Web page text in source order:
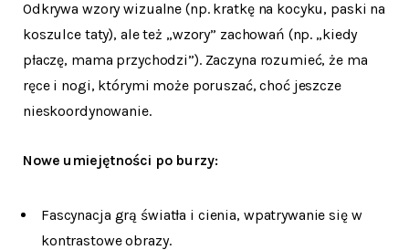
Odkrywa wzory wizualne (np. kratkę na kocyku, paski na
koszulce taty), ale też „wzory” zachowań (np. „kiedy
płaczę, mama przychodzi”). Zaczyna rozumieć, że ma
ręce i nogi, którymi może poruszać, choć jeszcze
nieskoordynowanie.
Nowe umiejętności po burzy:
Fascynacja grą światła i cienia, wpatrywanie się w
kontrastowe obrazy.